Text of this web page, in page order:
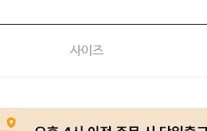
사이즈